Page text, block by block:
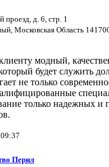
проезд, д. 6, стр. 1
Московская Область
модный,
будет служить
не только
только надежных и
Перил